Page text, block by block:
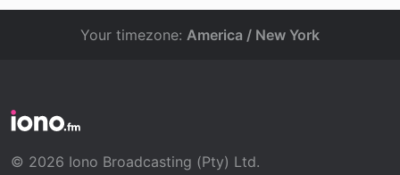
Your timezone: America / New York
© 2026 Iono Broadcasting (Pty) Ltd.